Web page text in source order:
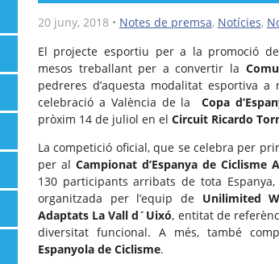
20 juny, 2018 • Notes de premsa, Notícies,
El projecte esportiu per a la promoció
mesos treballant per a convertir la
pedreres d’aquesta modalitat esportiva
celebració a València de laCopa
pròxim 14 de juliol en el Circuit Ricardo
La competició oficial, que se celebra per
per al Campionat d’Espanya de Ciclisme
130 participants arribats de tota
organitzada per l’equip de Unilimited
Adaptats La Vall d´Uixó, entitat de
diversitat funcional. A més, també
Espanyola de Ciclisme.